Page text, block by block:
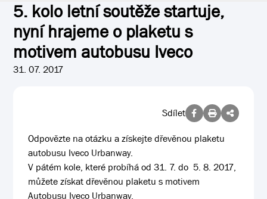
5. kolo letní soutěže startuje,
nyní hrajeme o plaketu s
motivem autobusu Iveco
31. 07. 2017
Sdílet
Odpovězte na otázku a získejte dřevěnou plaketu
autobusu Iveco Urbanway.
V pátém kole, které probíhá od 31. 7. do 5. 8. 2017,
můžete získat dřevěnou plaketu s motivem
Autobusu Iveco Urbanway.